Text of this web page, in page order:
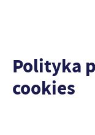
Polityka
cookies